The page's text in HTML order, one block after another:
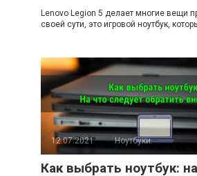
Lenovo Legion 5 делает многие вещи
своей сути, это игровой ноутбук,
12.07.2021 Ноутбуки
Как выбрать ноутбук: